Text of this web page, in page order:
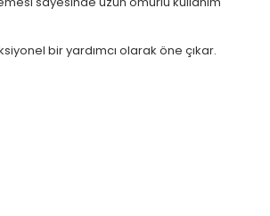
bir yardımcı olarak öne çıkar.